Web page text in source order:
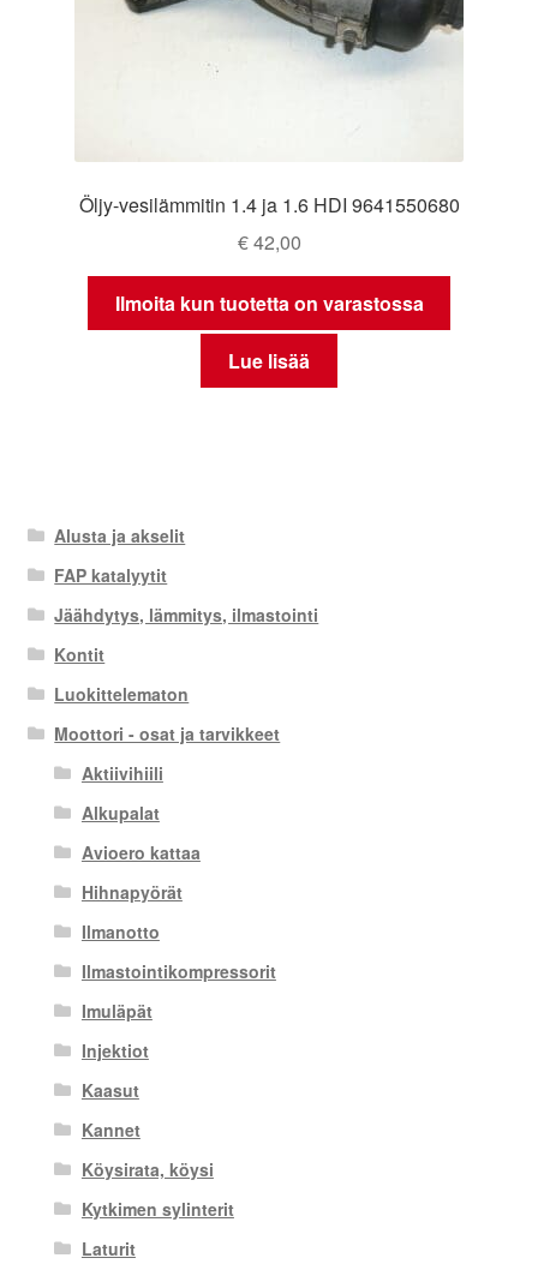
Öljy-vesilämmitin 1.4 ja 1.6 HDI 9641550680
€42,00
Ilmoita kun tuotetta on varastossa
Lue lisää
Alusta ja akselit
FAP katalyytit
Jäähdytys, lämmitys, ilmastointi
Kontit
Luokittelematon
Moottori - osat ja tarvikkeet
Aktiivihiili
Alkupalat
Avioero kattaa
Hihnapyörät
Ilmanotto
Ilmastointikompressorit
Imuläpät
Injektiot
Kaasut
Kannet
Köysirata, köysi
Kytkimen sylinterit
Laturit